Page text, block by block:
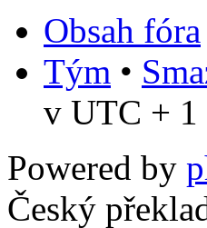
Obsah fóra
Tým •
v UTC + 1
Powered by
Český